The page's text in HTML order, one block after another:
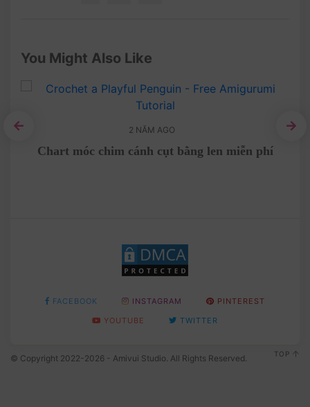
You Might Also Like
2 NĂM AGO
Chart móc chim cánh cụt bằng len miễn phí
FACEBOOK INSTAGRAM
PINTEREST
YOUTUBE
TWITTER
© Copyright 2022-2026 - Amivui Studio. All Rights Reserved. TOP